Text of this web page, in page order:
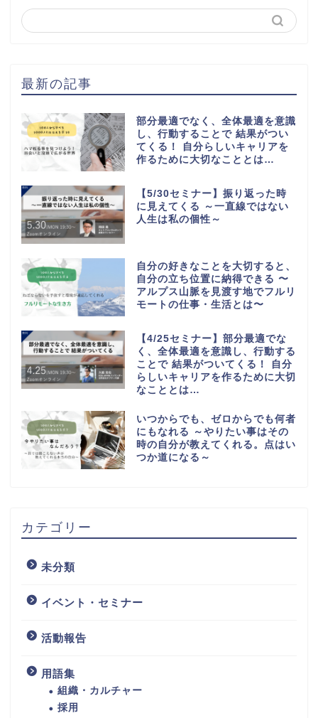
最新の記事
部分最適でなく、全体最適を意識
し、行動することで 結果がつい
てくる！ 自分らしいキャリアを
作るために大切なこととは…
【5/30セミナー】振り返った時
に見えてくる ～一直線ではない
人生は私の個性～
自分の好きなことを大切すると、
自分の立ち位置に納得できる 〜
アルプス山脈を見渡す地でフルリ
モートの仕事・生活とは〜
【4/25セミナー】部分最適でな
く、全体最適を意識し、行動する
ことで 結果がついてくる！ 自分
らしいキャリアを作るために大切
なこととは…
いつからでも、ゼロからでも何者
にもなれる ～やりたい事はその
時の自分が教えてくれる。点はい
つか道になる～
カテゴリー
未分類
イベント・セミナー
活動報告
用語集
組織・カルチャー
採用